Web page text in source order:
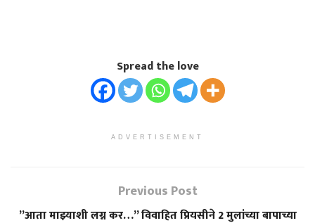
Spread the love
ADVERTISEMENT
Previous Post
”आता माझ्याशी लग्न कर…” विवाहित प्रियसीने 2 मुलांच्या बापाच्या